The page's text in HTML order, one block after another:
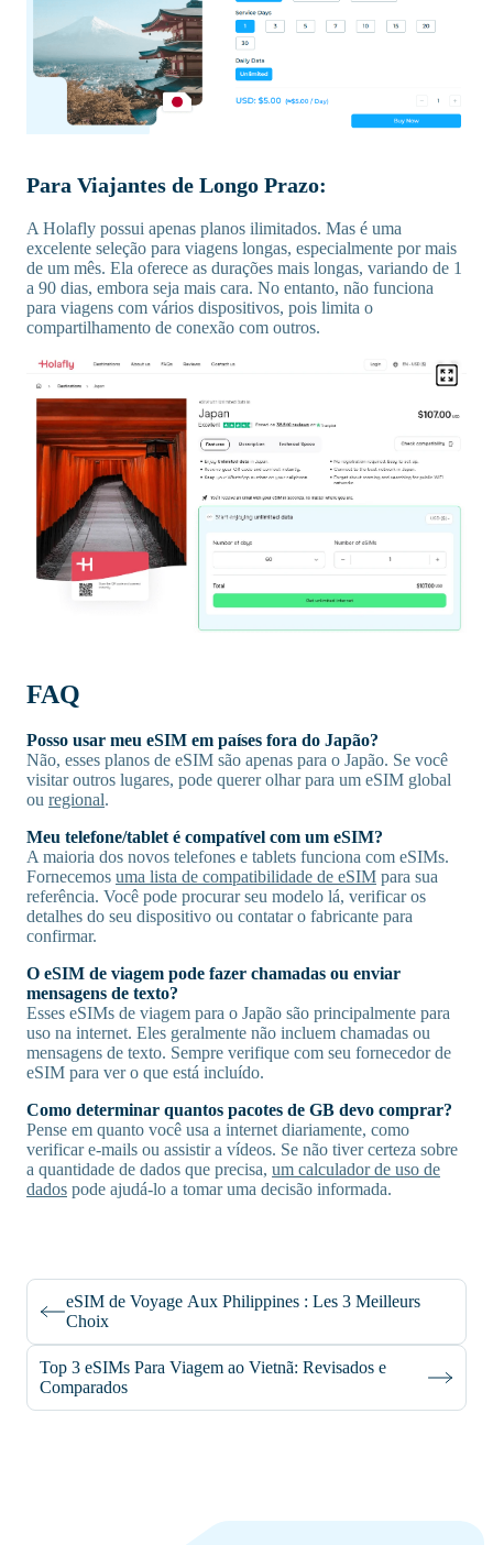
Para Viajantes de Longo Prazo:
A Holafly possui apenas planos ilimitados. Mas é uma
excelente seleção para viagens longas, especialmente por mais
de um mês. Ela oferece as durações mais longas, variando de 1
a 90 dias, embora seja mais cara. No entanto, não funciona
para viagens com vários dispositivos, pois limita o
compartilhamento de conexão com outros.
FAQ
Posso usar meu eSIM em países fora do Japão?
Não, esses planos de eSIM são apenas para o Japão. Se você
visitar outros lugares, pode querer olhar para um eSIM global
ou regional.
Meu telefone/tablet é compatível com um eSIM?
A maioria dos novos telefones e tablets funciona com eSIMs.
Fornecemos uma lista de compatibilidade de eSIM para sua
referência. Você pode procurar seu modelo lá, verificar os
detalhes do seu dispositivo ou contatar o fabricante para
confirmar.
O eSIM de viagem pode fazer chamadas ou enviar
mensagens de texto?
Esses eSIMs de viagem para o Japão são principalmente para
uso na internet. Eles geralmente não incluem chamadas ou
mensagens de texto. Sempre verifique com seu fornecedor de
eSIM para ver o que está incluído.
Como determinar quantos pacotes de GB devo comprar?
Pense em quanto você usa a internet diariamente, como
verificar e-mails ou assistir a vídeos. Se não tiver certeza sobre
a quantidade de dados que precisa, um calculador de uso de
dados pode ajudá-lo a tomar uma decisão informada.
eSIM de Voyage Aux Philippines : Les 3 Meilleurs
Choix
Top 3 eSIMs Para Viagem ao Vietnã: Revisados e
Comparados